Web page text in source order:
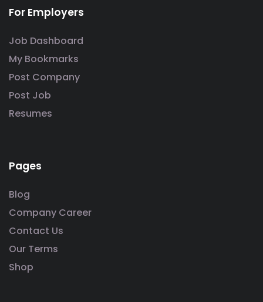
For Employers
Job Dashboard
My Bookmarks
Post Company
Post Job
Resumes
Pages
Blog
Company Career
Contact Us
Our Terms
Shop